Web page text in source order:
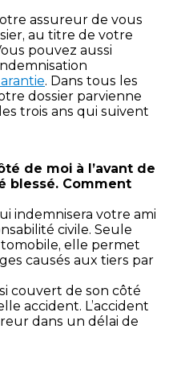
assureur de vous
au titre de votre
pouvez aussi
. Dans tous les
dossier parvienne
trois ans qui suivent
de moi à l’avant de
blessé. Comment
indemnisera votre ami
civile. Seule
elle permet
causés aux tiers par
couvert de son côté
accident. L’accident
dans un délai de